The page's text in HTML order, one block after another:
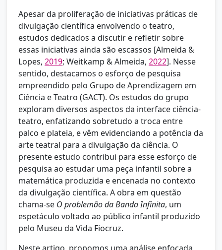
Apesar da proliferação de iniciativas práticas de
divulgação científica envolvendo o teatro,
estudos dedicados a discutir e refletir sobre
essas iniciativas ainda são escassos [Almeida &
Lopes, 2019; Weitkamp & Almeida, 2022]. Nesse
sentido, destacamos o esforço de pesquisa
empreendido pelo Grupo de Aprendizagem em
Ciência e Teatro (GACT). Os estudos do grupo
exploram diversos aspectos da interface ciência-
teatro, enfatizando sobretudo a troca entre
palco e plateia, e vêm evidenciando a potência da
arte teatral para a divulgação da ciência. O
presente estudo contribui para esse esforço de
pesquisa ao estudar uma peça infantil sobre a
matemática produzida e encenada no contexto
da divulgação científica. A obra em questão
chama-se O problemão da Banda Infinita, um
espetáculo voltado ao público infantil produzido
pelo Museu da Vida Fiocruz.